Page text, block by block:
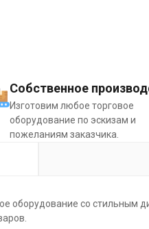
Собственное
Изготовим любое торговое
оборудование по эскизам и
пожеланиям заказчика.
оборудование со